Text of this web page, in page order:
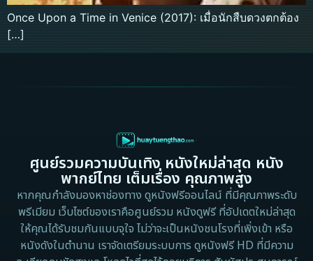
Once Upon a Time in Venice (2017): เมื่อนักสืบดวงตกต้อง
[…]
ศูนย์รวมความบันเทิง หนังใหม่ล่าสุด หนัง
พากย์ไทย เต็มเรื่อง คุณภาพสูง
หากคุณกำลังมองหาช่องทาง ดูหนังฟรีออนไลน์ ที่มีคุณภาพระดับ
พรีเมียม เว็บไซต์ของเราคือศูนย์รวม หนังดูฟรี ที่อัปเดตใหม่ล่าสุด
ให้คุณได้รับชมกันแบบจุใจ ไม่ว่าจะเป็นหนังชนโรงที่เพิ่งเข้า หรือ
หนังดังในตำนาน เราจัดเตรียมระบบการ ดูหนังฟรี HD ที่มีความ